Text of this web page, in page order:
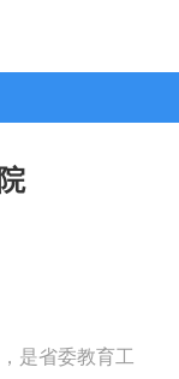
是省委教育工